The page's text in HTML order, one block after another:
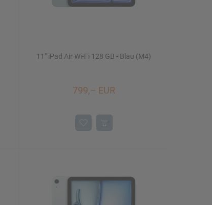
11" iPad Air Wi-Fi 128 GB - Blau (M4)
799,– EUR